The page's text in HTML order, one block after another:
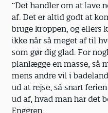
”Det handler om at lave
af. Det er altid godt at
bruge kroppen, og ellers
ikke når så meget af til
som gør dig glad. For
planlægge en masse, så
mens andre vil i
ud at rejse, så snart
ud af, hvad man har det
Enggren.